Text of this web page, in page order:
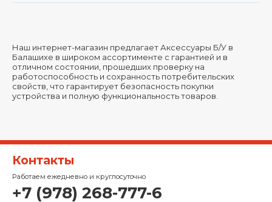
Наш интернет-магазин предлагает Аксессуары Б/У в
Балашихе в широком ассортименте с гарантией и в
отличном состоянии, прошедших проверку на
работоспособность и сохранность потребительских
свойств, что гарантирует безопасность покупки
устройства и полную функциональность товаров.
Контакты
Работаем ежедневно и круглосуточно
+7 (978) 268-777-6